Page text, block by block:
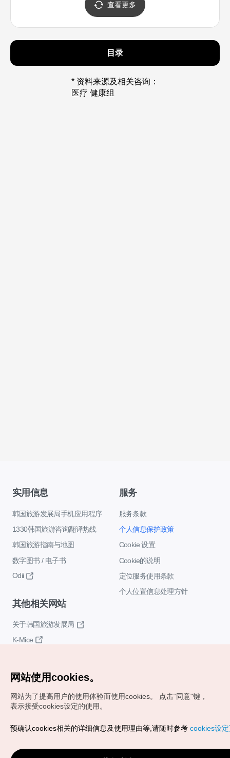
查看更多
目录
* 资料来源及相关咨询：
医疗 健康组
实用信息
韩国旅游发展局手机应用程序
1330韩国旅游咨询翻译热线
韩国旅游指南与地图
数字图书 / 电子书
Odii
服务
服务条款
个人信息保护政策
Cookie 设置
Cookie的说明
定位服务使用条款
个人位置信息处理方针
其他相关网站
关于韩国旅游发展局
K-Mice
Copyrights (c) 韩国旅游发展局版权所有
VISITKOREA官方邮箱
网站使用cookies。
网站为了提高用户的使用体验而使用cookies。
点击“同意"键，
表示接受cookies设定的使用。
预确认cookies相关的详细信息及使用理由等,请随时参考 cookies设